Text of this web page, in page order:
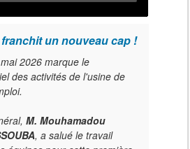
un nouveau cap !
2026 marque le
des activités de l'usine de
M. Mouhamadou
, a salué le travail